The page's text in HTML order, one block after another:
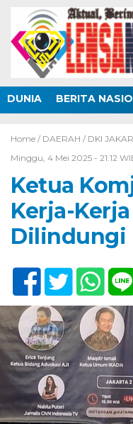
DUNIA BERITA
Home / DAERAH / DKI
Minggu, 4 Mei 2025 - 21:12
Ketua
Kerja-
Dilindungi